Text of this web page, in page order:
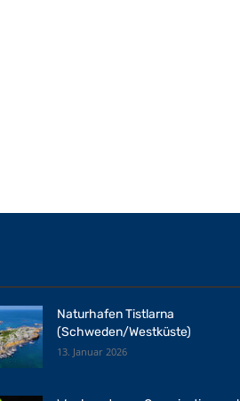
Naturhafen Tistlarna
(Schweden/Westküste)
13. Januar 2026